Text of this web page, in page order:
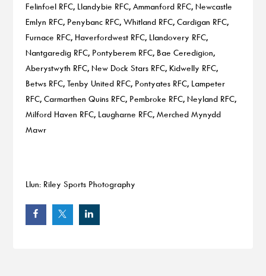
Felinfoel RFC, Llandybie RFC, Ammanford RFC, Newcastle
Emlyn RFC, Penybanc RFC, Whitland RFC, Cardigan RFC,
Furnace RFC, Haverfordwest RFC, Llandovery RFC,
Nantgaredig RFC, Pontyberem RFC, Bae Ceredigion,
Aberystwyth RFC, New Dock Stars RFC, Kidwelly RFC,
Betws RFC, Tenby United RFC, Pontyates RFC, Lampeter
RFC, Carmarthen Quins RFC, Pembroke RFC, Neyland RFC,
Milford Haven RFC, Laugharne RFC, Merched Mynydd
Mawr
Llun: Riley Sports Photography